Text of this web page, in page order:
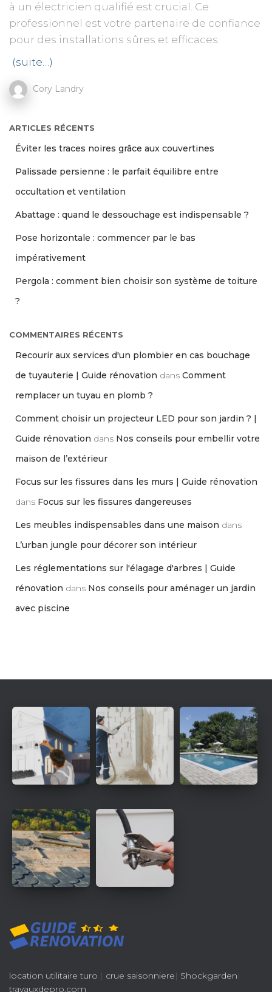
à un électricien qualifié est crucial. Ce
professionnel est votre partenaire de confiance
pour des installations sûres et efficaces.
(suite…)
Cory Landry
ARTICLES RÉCENTS
Éviter les traces noires grâce aux couvertines
Palissade persienne : le parfait équilibre entre
occultation et ventilation
Abattage : quand le dessouchage est indispensable ?
Pose horizontale : commencer par le bas
impérativement
Pergola : comment bien choisir son système de toiture
?
COMMENTAIRES RÉCENTS
Recourir aux services d'un plombier en cas bouchage
de tuyauterie | Guide rénovation dans Comment
remplacer un tuyau en plomb ?
Comment choisir un projecteur LED pour son jardin ? |
Guide rénovation dans Nos conseils pour embellir votre
maison de l’extérieur
Focus sur les fissures dans les murs | Guide rénovation
dans Focus sur les fissures dangereuses
Les meubles indispensables dans une maison dans
L’urban jungle pour décorer son intérieur
Les réglementations sur l'élagage d'arbres | Guide
rénovation dans Nos conseils pour aménager un jardin
avec piscine
location utilitaire turo | crue saisonniere| Shockgarden|
travauxdepro.com